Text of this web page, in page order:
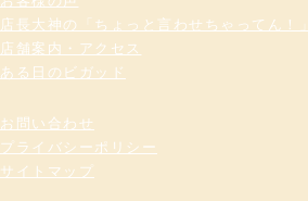
店長大神の「ちょっと言わせちゃってん！」
店舗案内・アクセス
ある日のビガッド
お問い合わせ
プライバシーポリシー
サイトマップ